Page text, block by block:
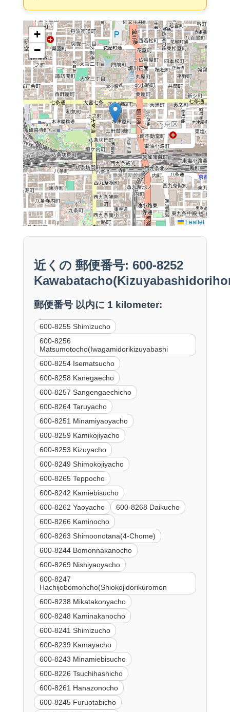
+
−
Leaflet
近くの 郵便番号: 600-8252
郵便番号 以内に 1 kilometer:
600-8255 Shimizucho
600-8256
Matsumotocho(Iwagamidorikizuyabashi
600-8254 Isematsucho
600-8258 Kanegaecho
600-8257 Sangengaechicho
600-8264 Taruyacho
600-8251 Minamiyaoyacho
600-8259 Kamikojiyacho
600-8253 Kizuyacho
600-8249 Shimokojiyacho
600-8265 Teppocho
600-8242 Kamiebisucho
600-8262 Yaoyacho
600-8268 Daikucho
600-8266 Kaminocho
600-8263 Shimoonotana(4-Chome)
600-8244 Bomonnakanocho
600-8269 Nishiyaoyacho
600-8247
Hachijobomoncho(Shiokojidorikuromon
600-8238 Mikatakonyacho
600-8248 Kaminakanocho
600-8241 Shimizucho
600-8239 Kamayacho
600-8243 Minamiebisucho
600-8226 Tsuchihashicho
600-8261 Hanazonocho
600-8245 Furuotabicho